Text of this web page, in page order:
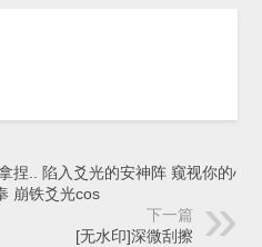
捏.. 陷入爻光的安神阵 窥视你的心
崩铁爻光cos
下一篇
[无水印]深微刮擦